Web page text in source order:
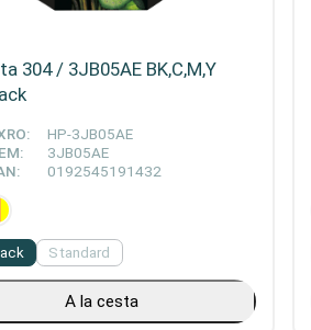
304 / 3JB05AE BK,C,M,Y
HP-3JB05AE
3JB05AE
0192545191432
Standard
A la cesta